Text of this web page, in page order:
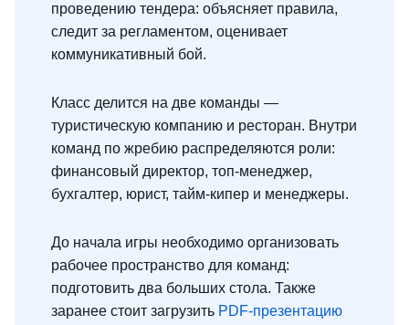
проведению тендера: объясняет правила,
следит за регламентом, оценивает
коммуникативный бой.
Класс делится на две команды —
туристическую компанию и ресторан. Внутри
команд по жребию распределяются роли:
финансовый директор, топ-менеджер,
бухгалтер, юрист, тайм-кипер и менеджеры.
До начала игры необходимо организовать
рабочее пространство для команд:
подготовить два больших стола. Также
заранее стоит загрузить PDF-презентацию